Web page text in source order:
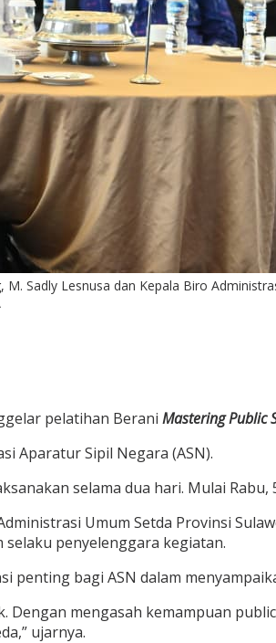
Sadly Lesnusa dan Kepala Biro
pelatihan Berani Mastering Public
Aparatur Sipil Negara (ASN).
selama dua hari. Mulai
Umum Setda Provinsi
penyelenggara kegiatan.
penting bagi ASN dalam
mengasah kemampuan
ujarnya.